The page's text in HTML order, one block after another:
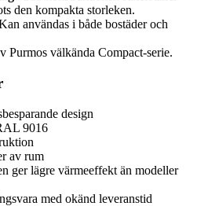
den kompakta storleken.
användas i både bostäder och
Purmos välkända Compact-serie.
design
9016
av rum
ger lägre värmeeffekt än modeller
med okänd leveranstid